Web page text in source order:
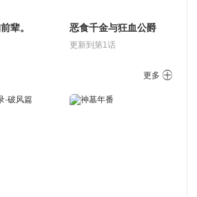
辈。 恶食千金与狂血公爵
更新到第1话
更多 